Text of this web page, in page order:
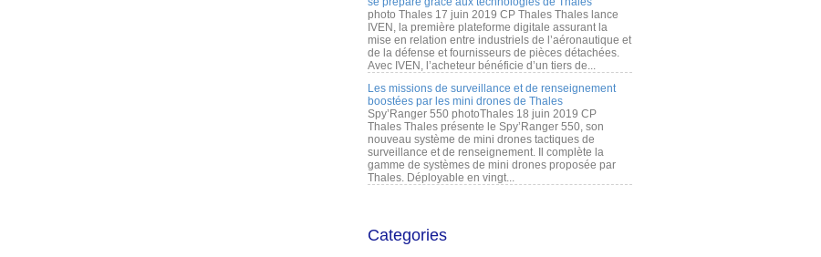
photo Thales 17 juin 2019 CP Thales Thales lance
IVEN, la première plateforme digitale assurant la
mise en relation entre industriels de l’aéronautique et
de la défense et fournisseurs de pièces détachées.
Avec IVEN, l’acheteur bénéficie d’un tiers de...
Les missions de surveillance et de renseignement
boostées par les mini drones de Thales
Spy’Ranger 550 photoThales 18 juin 2019 CP
Thales Thales présente le Spy’Ranger 550, son
nouveau système de mini drones tactiques de
surveillance et de renseignement. Il complète la
gamme de systèmes de mini drones proposée par
Thales. Déployable en vingt...
Categories